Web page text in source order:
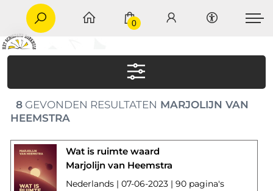
0
8GEVONDEN RESULTATEN MARJOLIJN VAN
HEEMSTRA
Wat is ruimte waard
Marjolijn van Heemstra
Nederlands | 07-06-2023 | 90 pagina's